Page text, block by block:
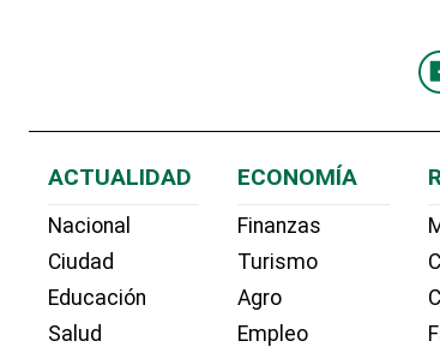
ACTUALIDAD
Nacional
Ciudad
Educación
Salud
ECONOMÍA
Finanzas
Turismo
Agro
Empleo